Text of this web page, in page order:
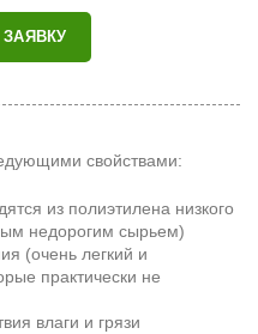
свойствами:
из полиэтилена низкого
недорогим сырьем)
(очень легкий и
практически не
влаги и грязи